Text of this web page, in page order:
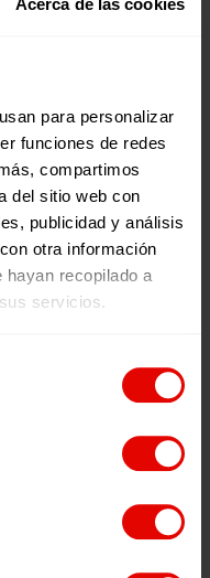
para personalizar
funciones de redes
compartimos
del sitio web con
publicidad y análisis
otra información
hayan recopilado a
servicios.